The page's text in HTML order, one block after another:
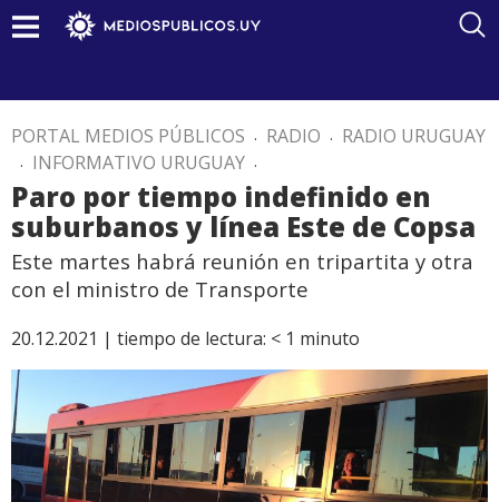
PORTAL MEDIOS PÚBLICOS . RADIO . RADIO URUGUAY
. INFORMATIVO URUGUAY .
Paro por tiempo indefinido en
suburbanos y línea Este de Copsa
Este martes habrá reunión en tripartita y otra
con el ministro de Transporte
20.12.2021 | tiempo de lectura: < 1 minuto